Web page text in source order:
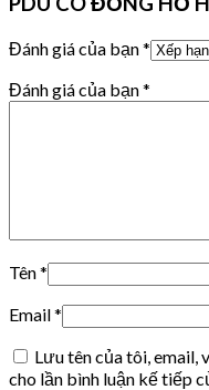
Đánh giá của bạn*
Đánh giá của bạn*
Tên*
Email*
Lưu tên của tôi, email,
cho lần bình luận kế tiếp